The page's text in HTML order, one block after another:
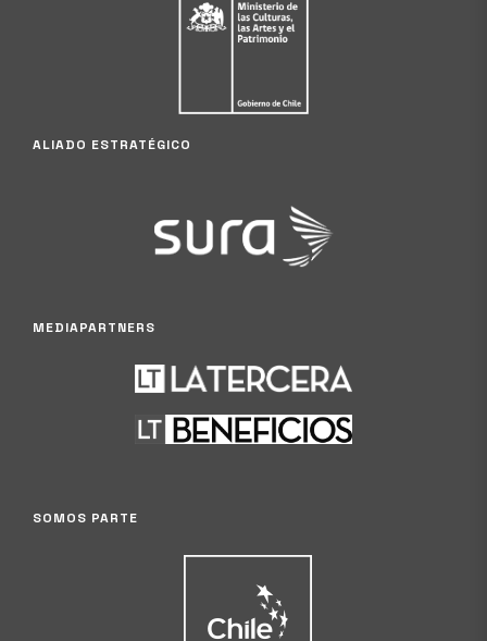
ALIADO ESTRATÉGICO
MEDIAPARTNERS
SOMOS PARTE